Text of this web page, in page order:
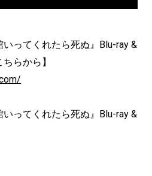
いってくれたら死ぬ』Blu-ray &
らから】
いってくれたら死ぬ』Blu-ray &